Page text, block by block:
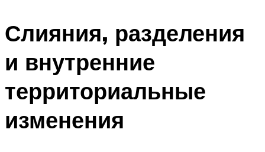
Слияния, разделения
и внутренние
территориальные
изменения